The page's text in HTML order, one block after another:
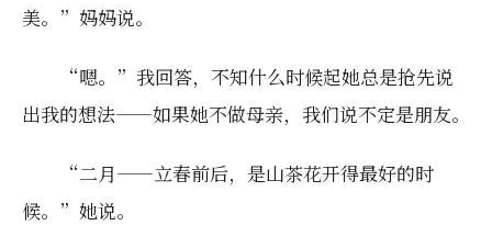
美。”妈妈说。
“嗯。”我回答，不知什么时候起她总是抢先说
出我的想法——如果她不做母亲，我们说不定是朋友。
“二月——立春前后，是山茶花开得最好的时
候。”她说。